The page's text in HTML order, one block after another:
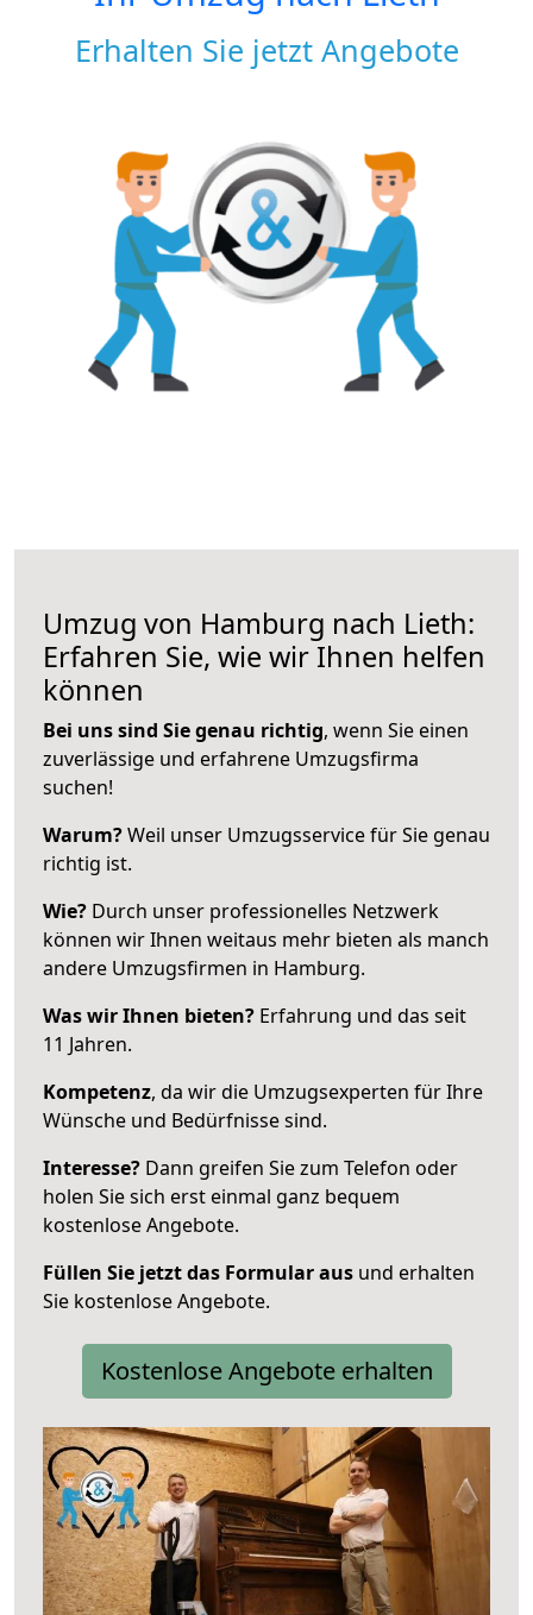
Erhalten Sie jetzt Angebote
Umzug von Hamburg nach Lieth:
Erfahren Sie, wie wir Ihnen helfen
können
Bei uns sind Sie genau richtig, wenn Sie einen
zuverlässige und erfahrene Umzugsfirma
suchen!
Warum?Weil unser Umzugsservice für Sie genau
richtig ist.
Wie? Durch unser professionelles Netzwerk
können wir Ihnen weitaus mehr bieten als manch
andere Umzugsfirmen in Hamburg.
Was wir Ihnen bieten? Erfahrung und das seit
11 Jahren.
Kompetenz, da wir die Umzugsexperten für Ihre
Wünsche und Bedürfnisse sind.
Interesse? Dann greifen Sie zum Telefon oder
holen Sie sich erst einmal ganz bequem
kostenlose Angebote.
Füllen Sie jetzt das Formular aus und erhalten
Sie kostenlose Angebote.
Kostenlose Angebote erhalten